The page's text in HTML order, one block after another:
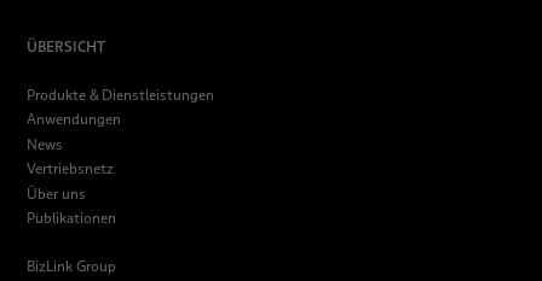
ÜBERSICHT
Produkte & Dienstleistungen
Anwendungen
News
Vertriebsnetz
Über uns
Publikationen
BizLink Group